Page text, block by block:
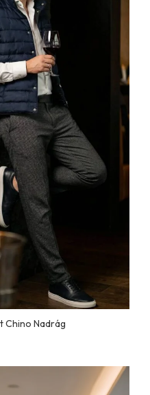
Chino Nadrág